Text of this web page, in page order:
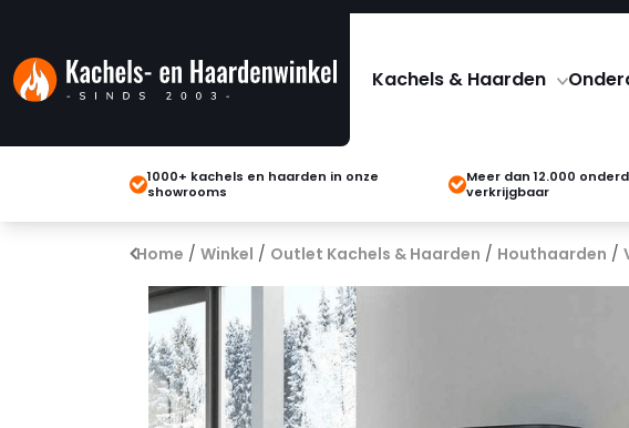
Kachels & Haarden
1000+ kachels en haarden in onze
showrooms
Meer dan 12.000
verkrijgbaar
Home / Winkel / Outlet Kachels & Haarden / Houthaarden /